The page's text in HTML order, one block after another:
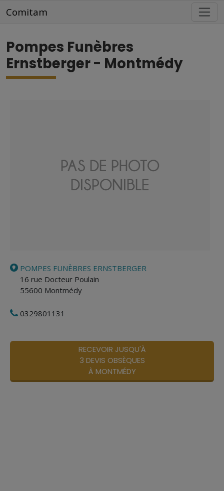
Comitam
Pompes Funèbres
Ernstberger - Montmédy
POMPES FUNÈBRES ERNSTBERGER
16 rue Docteur Poulain
55600 Montmédy
0329801131
RECEVOIR JUSQU'À
3 DEVIS OBSÈQUES
À MONTMÉDY